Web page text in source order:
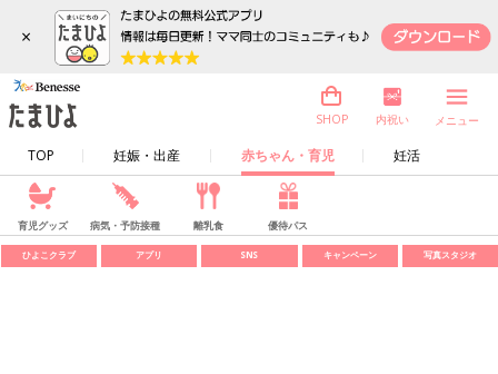
×
TOP 妊娠・出産 赤ちゃん・育児 妊活
SHOP 内祝い メニュー
育児グッズ 病気・予防接種 離乳食 優待パス
ひよこクラブ アプリ SNS キャンペーン 写真スタジオ